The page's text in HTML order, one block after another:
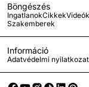
Böngészés
IngatlanokCikkekVideók
Szakemberek
Információ
Adatvédelmi nyilatkozat